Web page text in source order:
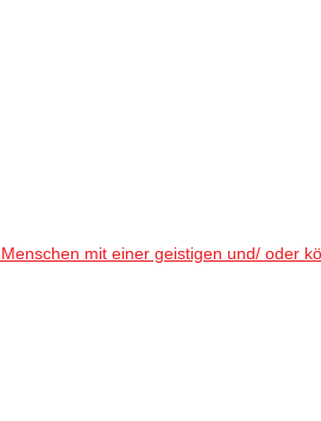
mit einer geistigen und/ oder